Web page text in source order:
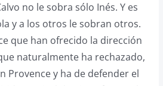
no le sobra sólo Inés. Y es
y a los otros le sobran otros.
que han ofrecido la dirección
naturalmente ha rechazado,
Provence y ha de defender el